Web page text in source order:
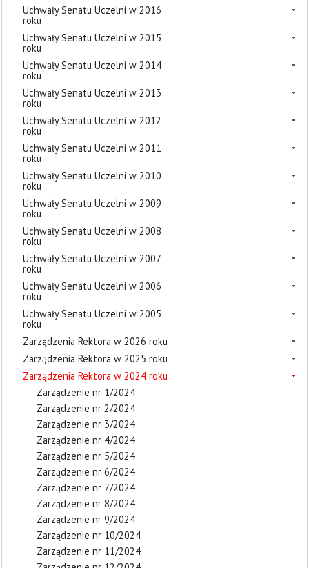
Uchwały Senatu Uczelni w 2016
roku
Uchwały Senatu Uczelni w 2015
roku
Uchwały Senatu Uczelni w 2014
roku
Uchwały Senatu Uczelni w 2013
roku
Uchwały Senatu Uczelni w 2012
roku
Uchwały Senatu Uczelni w 2011
roku
Uchwały Senatu Uczelni w 2010
roku
Uchwały Senatu Uczelni w 2009
roku
Uchwały Senatu Uczelni w 2008
roku
Uchwały Senatu Uczelni w 2007
roku
Uchwały Senatu Uczelni w 2006
roku
Uchwały Senatu Uczelni w 2005
roku
Zarządzenia Rektora w 2026 roku
Zarządzenia Rektora w 2025 roku
Zarządzenia Rektora w 2024 roku
Zarządzenie nr 1/2024
Zarządzenie nr 2/2024
Zarządzenie nr 3/2024
Zarządzenie nr 4/2024
Zarządzenie nr 5/2024
Zarządzenie nr 6/2024
Zarządzenie nr 7/2024
Zarządzenie nr 8/2024
Zarządzenie nr 9/2024
Zarządzenie nr 10/2024
Zarządzenie nr 11/2024